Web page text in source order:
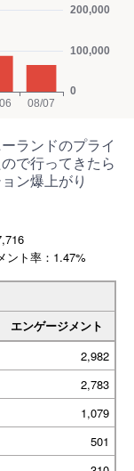
ランドのプライ
で行ってきたら
ン爆上がり
ント率：1.47%
エンゲージメント
2,982
2,783
1,079
501